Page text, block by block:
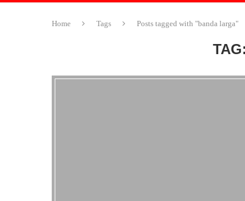
Home Tags Posts tagged with "banda larga"
TAG: